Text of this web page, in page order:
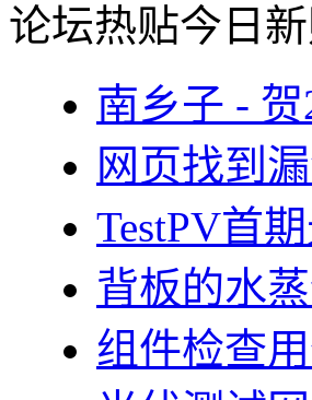
论坛热贴今日
南乡子 -
网页找到
TestPV首
背板的水
组件检查